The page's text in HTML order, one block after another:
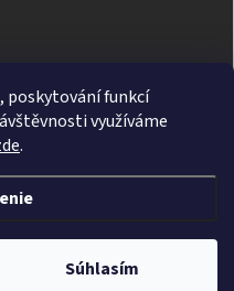
poskytování funkcí
využíváme
.
Súhlasím
vyhradené.Upraviť nastavenie